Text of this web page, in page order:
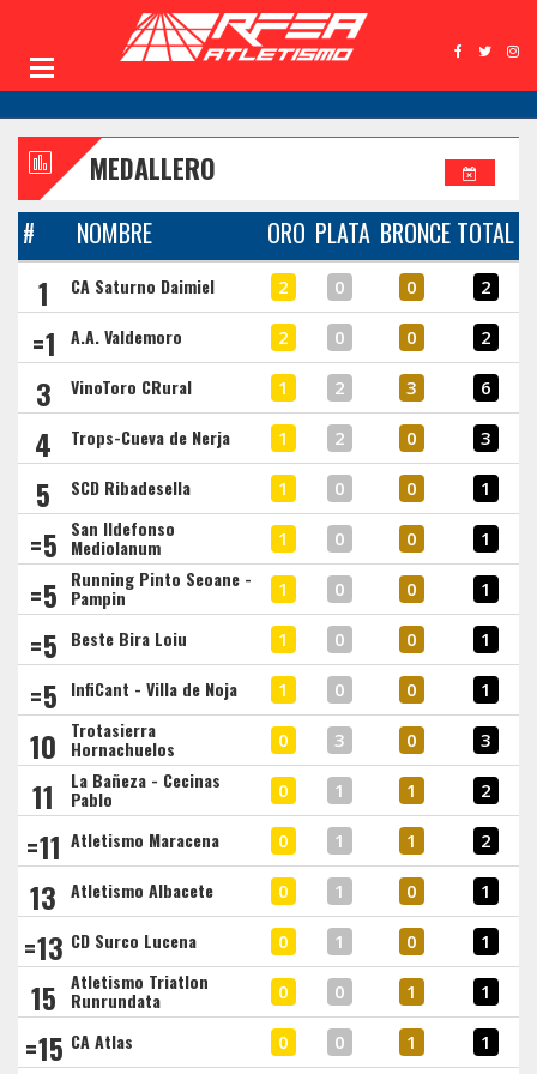
MEDALLERO
# NOMBRE ORO PLATA BRONCE TOTAL
1 CA Saturno Daimiel 2 0 0 2
=1 A.A. Valdemoro 2 0 0 2
3 VinoToro CRural 1 2 3 6
4 Trops-Cueva de Nerja 1 2 0 3
5 SCD Ribadesella 1 0 0 1
=5 San Ildefonso
Mediolanum 1 0 0 1
=5 Running Pinto Seoane -
Pampin 1 0 0 1
=5 Beste Bira Loiu 1 0 0 1
=5 InfiCant - Villa de Noja 1 0 0 1
10 Trotasierra
Hornachuelos 0 3 0 3
11 La Bañeza - Cecinas
Pablo 0 1 1 2
=11 Atletismo Maracena 0 1 1 2
13 Atletismo Albacete 0 1 0 1
=13 CD Surco Lucena 0 1 0 1
15 Atletismo Triatlon
Runrundata 0 0 1 1
=15 CA Atlas 0 0 1 1